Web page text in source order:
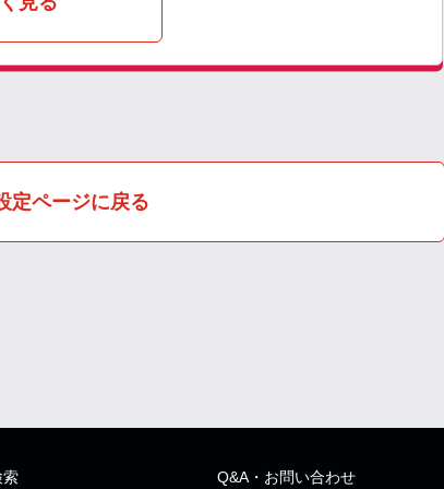
定ページに戻る
索 Q&A・お問い合わせ